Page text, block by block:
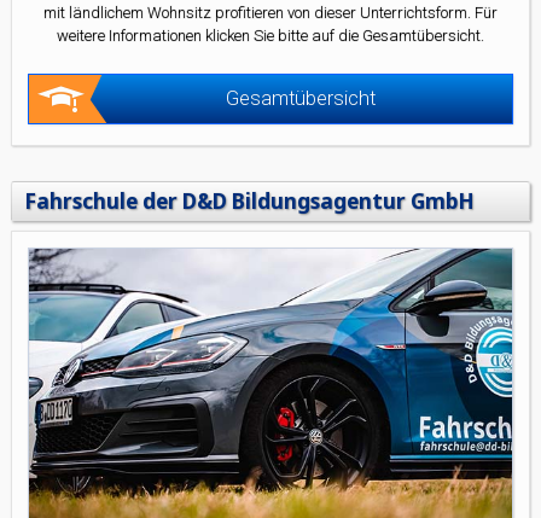
mit ländlichem Wohnsitz profitieren von dieser Unterrichtsform. Für
weitere Informationen klicken Sie bitte auf die Gesamtübersicht.
Gesamtübersicht
Fahrschule der D&D Bildungsagentur GmbH